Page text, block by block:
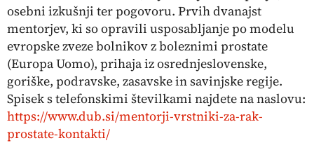
osebni izkušnji ter pogovoru. Prvih dvanajst
mentorjev, ki so opravili usposabljanje po modelu
evropske zveze bolnikov z boleznimi prostate
(Europa Uomo), prihaja iz osrednjeslovenske,
goriške, podravske, zasavske in savinjske regije.
Spisek s telefonskimi številkami najdete na naslovu:
https://www.dub.si/mentorji-vrstniki-za-rak-
prostate-kontakti/